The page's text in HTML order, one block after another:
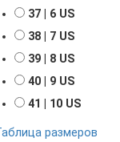
37 | 6 US
38 | 7 US
39 | 8 US
40 | 9 US
41 | 10 US
размеров